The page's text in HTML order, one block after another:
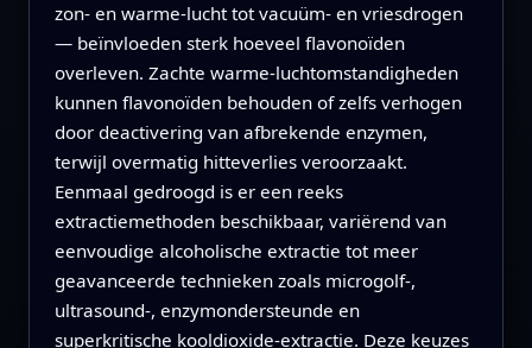
zon- en warme-lucht tot vacuüm- en vriesdrogen
— beïnvloeden sterk hoeveel flavonoïden
overleven. Zachte warme-luchtomstandigheden
kunnen flavonoïden behouden of zelfs verhogen
door deactivering van afbrekende enzymen,
terwijl overmatig hitteverlies veroorzaakt.
Eenmaal gedroogd is er een reeks
extractiemethoden beschikbaar, variërend van
eenvoudige alcoholische extractie tot meer
geavanceerde technieken zoals microgolf-,
ultrasound-, enzymondersteunde en
superkritische kooldioxide-extractie. Deze keuzes